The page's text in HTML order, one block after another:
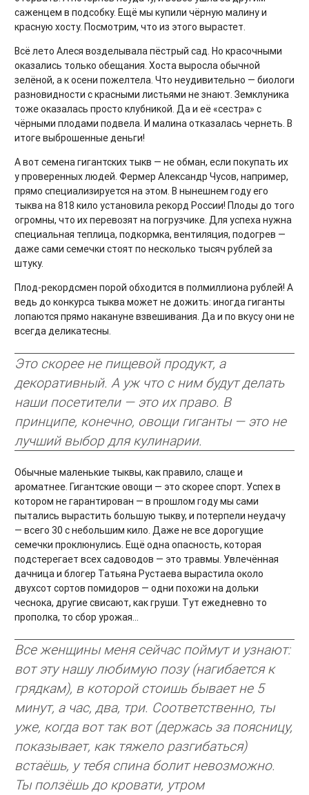
саженцем в подсобку. Ещё мы купили чёрную малину и
красную хосту. Посмотрим, что из этого вырастет.
Всё лето Алеся возделывала пёстрый сад. Но красочными
оказались только обещания. Хоста выросла обычной
зелёной, а к осени пожелтела. Что неудивительно — биологи
разновидности с красными листьями не знают. Земклуника
тоже оказалась просто клубникой. Да и её «сестра» с
чёрными плодами подвела. И малина отказалась чернеть. В
итоге выброшенные деньги!
А вот семена гигантских тыкв — не обман, если покупать их
у проверенных людей. Фермер Александр Чусов, например,
прямо специализируется на этом. В нынешнем году его
тыква на 818 кило установила рекорд России! Плоды до того
огромны, что их перевозят на погрузчике. Для успеха нужна
специальная теплица, подкормка, вентиляция, подогрев —
даже сами семечки стоят по несколько тысяч рублей за
штуку.
Плод-рекордсмен порой обходится в полмиллиона рублей! А
ведь до конкурса тыква может не дожить: иногда гиганты
лопаются прямо накануне взвешивания. Да и по вкусу они не
всегда деликатесны.
Это скорее не пищевой продукт, а
декоративный. А уж что с ним будут делать
наши посетители — это их право. В
принципе, конечно, овощи гиганты — это не
лучший выбор для кулинарии.
Обычные маленькие тыквы, как правило, слаще и
ароматнее. Гигантские овощи — это скорее спорт. Успех в
котором не гарантирован — в прошлом году мы сами
пытались вырастить большую тыкву, и потерпели неудачу
— всего 30 с небольшим кило. Даже не все дорогущие
семечки проклюнулись. Ещё одна опасность, которая
подстерегает всех садоводов — это травмы. Увлечённая
дачница и блогер Татьяна Рустаева вырастила около
двухсот сортов помидоров — одни похожи на дольки
чеснока, другие свисают, как груши. Тут ежедневно то
прополка, то сбор урожая...
Все женщины меня сейчас поймут и узнают:
вот эту нашу любимую позу (нагибается к
грядкам), в которой стоишь бывает не 5
минут, а час, два, три. Соответственно, ты
уже, когда вот так вот (держась за поясницу,
показывает, как тяжело разгибаться)
встаёшь, у тебя спина болит невозможно.
Ты ползёшь до кровати, утром